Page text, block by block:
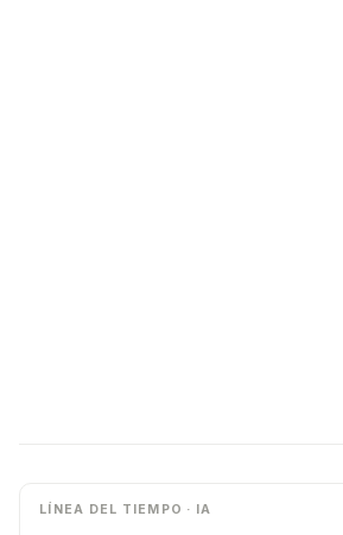
LÍNEA DEL TIEMPO · IA